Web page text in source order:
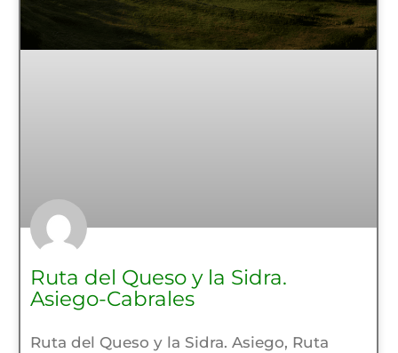
Ruta del Queso y la Sidra.
Asiego-Cabrales
Ruta del Queso y la Sidra. Asiego, Ruta